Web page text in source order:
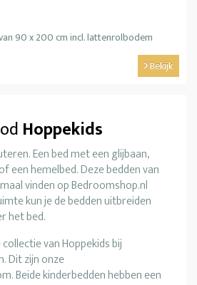
90 x 200 cm incl. lattenrolbodem
Bekijk
Hoppekids
Een bed met een glijbaan,
een hemelbed. Deze bedden van
vinden op Bedroomshop.nl
kun je de bedden uitbreiden
het bed.
van Hoppekids bij
Dit zijn onze
Beide kinderbedden hebben een